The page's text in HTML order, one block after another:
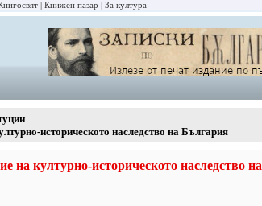
Книжен пазар За култура
историческото наследство на България
на културно-историческото наследство на